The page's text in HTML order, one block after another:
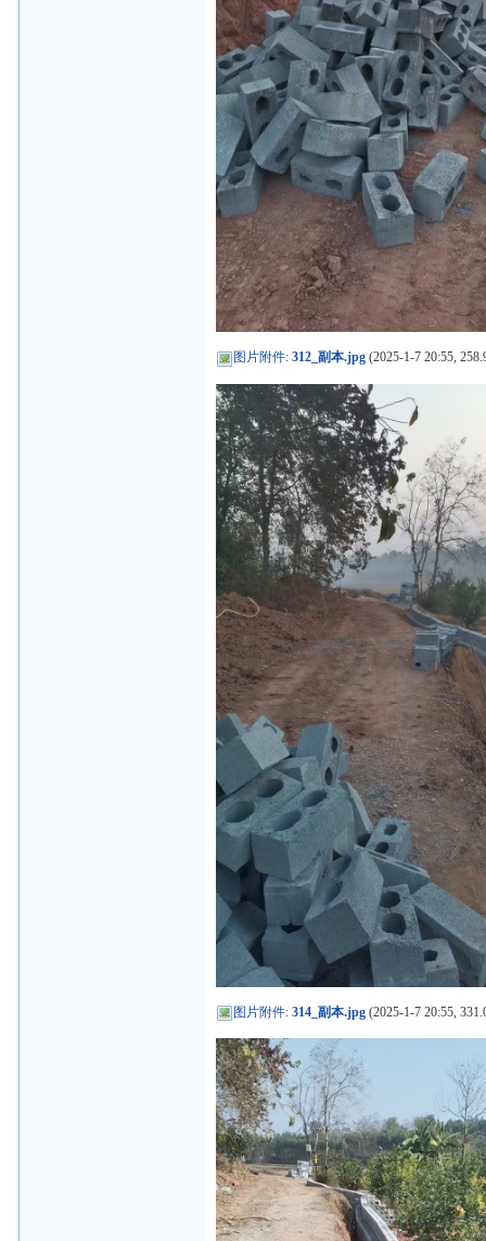
图片附件:312_副本.jpg (2025-1-7 20:55,
图片附件:314_副本.jpg (2025-1-7 20:55,